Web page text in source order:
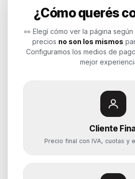
¿Cómo querés
👀 Elegí cómo ver la página
precios no son los mismos
Configuramos los medios de
mejor
Cliente
Precio final con IVA, cuotas y
Soluciones de
Potenciamos tu
Time to work
Categorías
Notebooks
Computadoras y
Componentes
Almacenamiento